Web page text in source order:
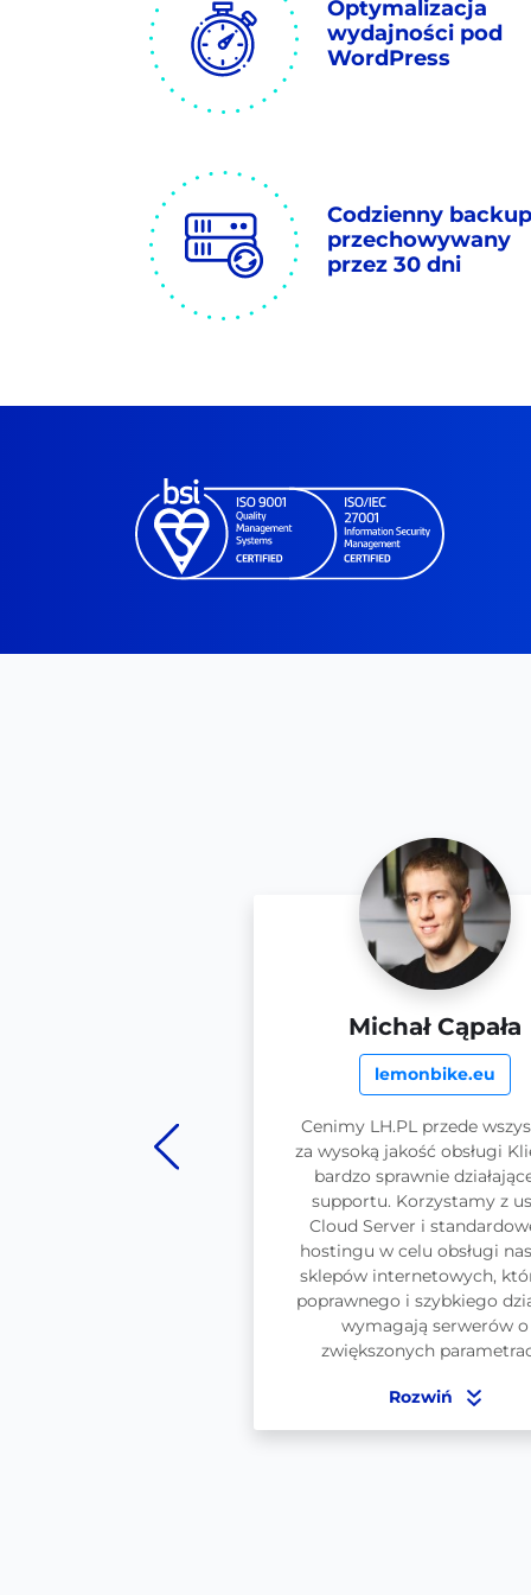
Optymalizacja
wydajności pod
WordPress
Codzienny backup
przechowywany
przez 30 dni
pracujemy od wielu
sportofino.com.
dla którego strona
Michał Cąpała
lemonbike.eu
Cenimy LH.PL przede
za wysoką jakość obsługi
bardzo sprawnie
supportu. Korzystamy z
Cloud Server i
hostingu w celu obsługi
sklepów internetowych,
poprawnego i szybkiego
wymagają serwerów o
zwiększonych
Rozwiń